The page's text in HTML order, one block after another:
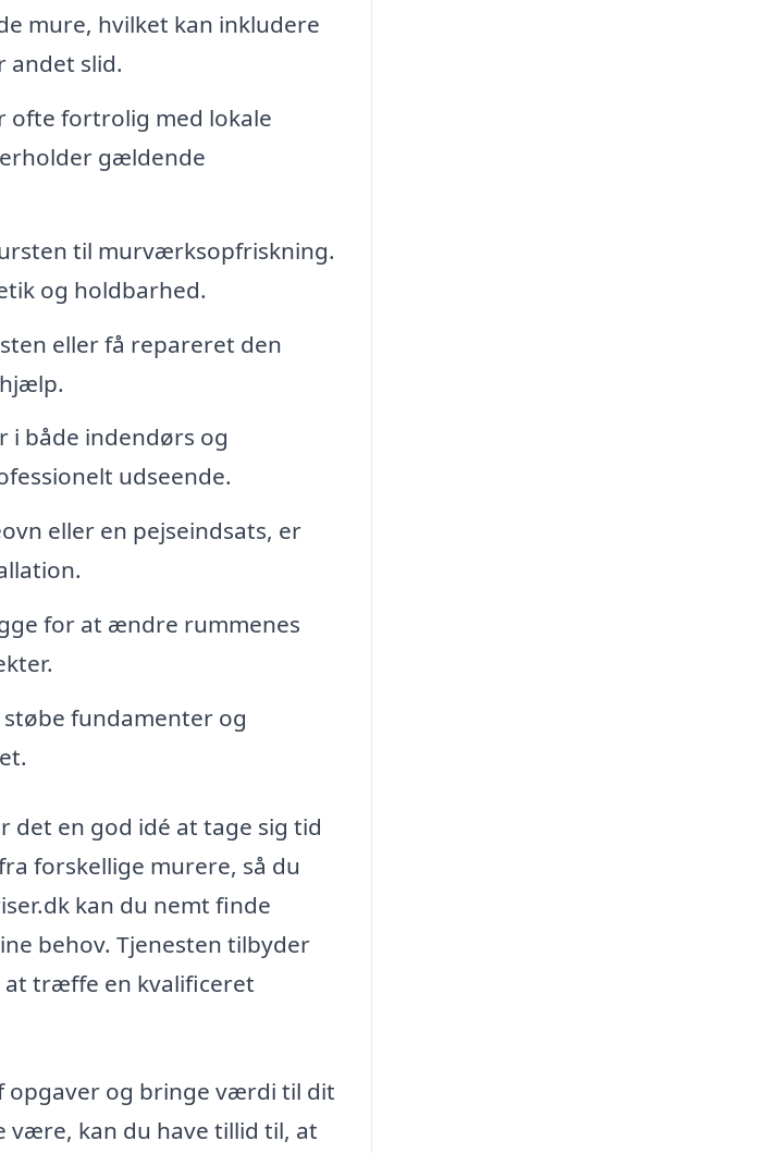
mure, hvilket kan inkludere
andet slid.
ofte fortrolig med lokale
gældende
til murværksopfriskning.
og holdbarhed.
eller få repareret den
i både indendørs og
udseende.
eller en pejseindsats, er
for at ændre rummenes
fundamenter og
det en god idé at tage sig tid
forskellige murere, så du
kan du nemt finde
behov. Tjenesten tilbyder
at træffe en kvalificeret
opgaver og bringe værdi til dit
være, kan du have tillid til, at